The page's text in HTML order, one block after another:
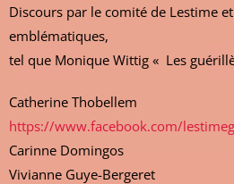
Discours par le comité de Lestime
emblématiques,
tel que Monique Wittig « Les
Catherine Thobellem
https://www.facebook.com/
Carinne Domingos
Vivianne Guye-Bergeret